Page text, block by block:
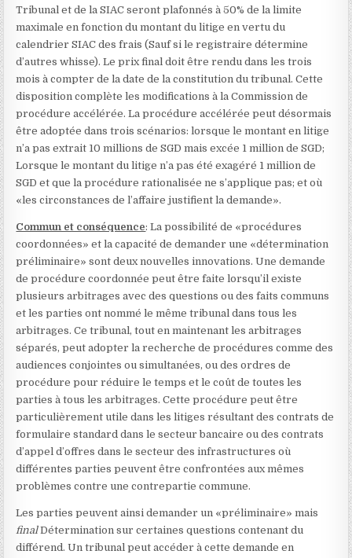
Tribunal et de la SIAC seront plafonnés à 50% de la limite
maximale en fonction du montant du litige en vertu du
calendrier SIAC des frais (Sauf si le registraire détermine
d’autres whisse). Le prix final doit être rendu dans les trois
mois à compter de la date de la constitution du tribunal. Cette
disposition complète les modifications à la Commission de
procédure accélérée. La procédure accélérée peut désormais
être adoptée dans trois scénarios: lorsque le montant en litige
n’a pas extrait 10 millions de SGD mais excée 1 million de SGD;
Lorsque le montant du litige n’a pas été exagéré 1 million de
SGD et que la procédure rationalisée ne s’applique pas; et où
«les circonstances de l’affaire justifient la demande».
Commun et conséquence: La possibilité de «procédures
coordonnées» et la capacité de demander une «détermination
préliminaire» sont deux nouvelles innovations. Une demande
de procédure coordonnée peut être faite lorsqu’il existe
plusieurs arbitrages avec des questions ou des faits communs
et les parties ont nommé le même tribunal dans tous les
arbitrages. Ce tribunal, tout en maintenant les arbitrages
séparés, peut adopter la recherche de procédures comme des
audiences conjointes ou simultanées, ou des ordres de
procédure pour réduire le temps et le coût de toutes les
parties à tous les arbitrages. Cette procédure peut être
particulièrement utile dans les litiges résultant des contrats de
formulaire standard dans le secteur bancaire ou des contrats
d’appel d’offres dans le secteur des infrastructures où
différentes parties peuvent être confrontées aux mêmes
problèmes contre une contrepartie commune.
Les parties peuvent ainsi demander un «préliminaire» mais
finalDétermination sur certaines questions contenant du
différend. Un tribunal peut accéder à cette demande en